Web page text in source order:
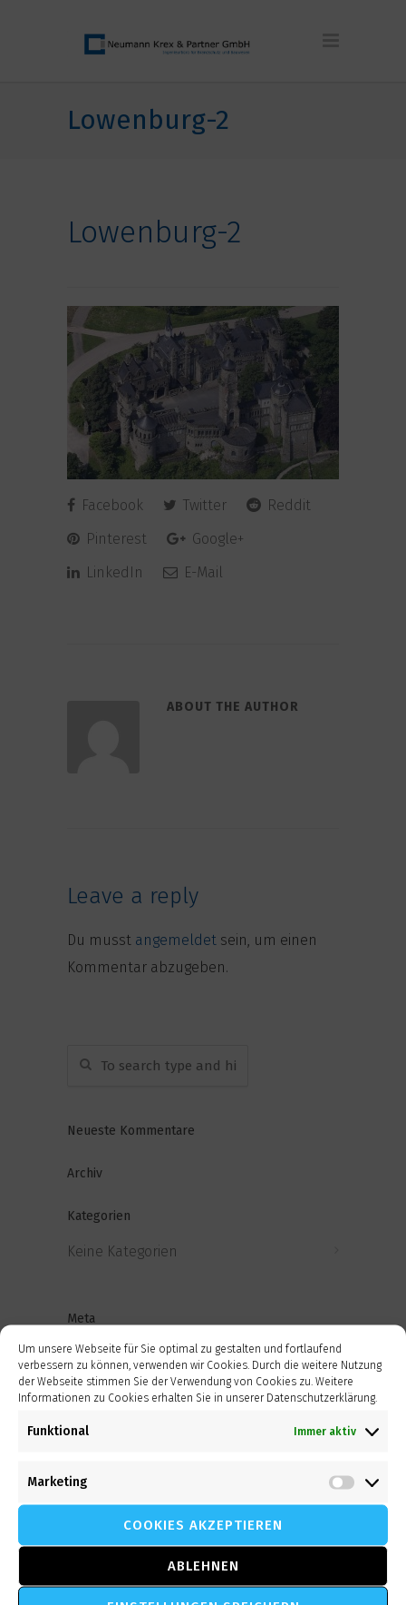
Um unsere Webseite für Sie optimal zu gestalten und fortlaufend
verbessern zu können, verwenden wir Cookies. Durch die weitere Nutzung
der Webseite stimmen Sie der Verwendung von Cookies zu. Weitere
Informationen zu Cookies erhalten Sie in unserer Datenschutzerklärung.
Funktional Immer aktiv
Marketing
COOKIES AKZEPTIEREN
ABLEHNEN
Lowenburg-2
Lowenburg-2
Facebook Twitter
Reddit
Pinterest
Google+
LinkedIn
E-Mail
ABOUT THE AUTHOR
Leave a reply
Du musst angemeldet sein, um einen
Kommentar abzugeben.
Neueste Kommentare
Archiv
Kategorien
Keine Kategorien
Meta
Anmelden
Eintrags-Feed
WordPress.org